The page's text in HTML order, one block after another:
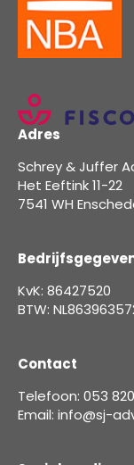
Adres
Schrey & Juffer
Het Eeftink 11-22
7541 WH
KvK: 86427520
BTW:
Contact
Telefoon: 053 820
Email: info@sj-